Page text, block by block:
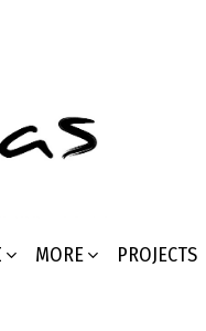
MORE PROJECTS